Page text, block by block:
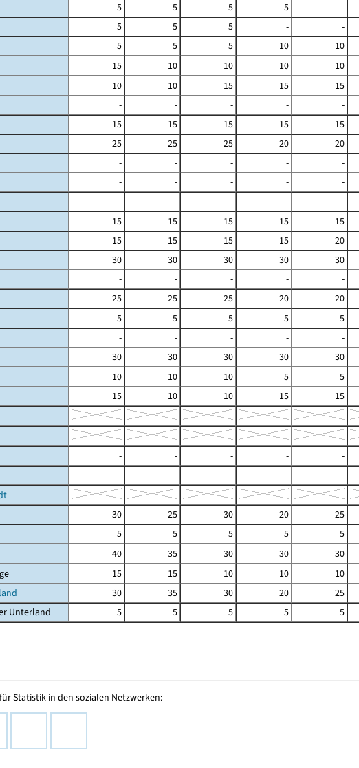
5 5 5 5 -
5 5 5 - -
5 5 5 10 10
15 10 10 10 10
10 10 15 15 15
- - - - -
15 15 15 15 15
25 25 25 20 20
- - - - -
- - - - -
- - - - -
15 15 15 15 15
15 15 15 15 20
30 30 30 30 30
- - - - -
25 25 25 20 20
5 5 5 5 5
- - - - -
30 30 30 30 30
10 10 10 5 5
15 10 10 15 15
- - - - -
- - - - -
30 25 30 20 25
5 5 5 5 5
40 35 30 30 30
15 15 10 10 10
30 35 30 20 25
Unterland
5 5 5 5 5
Statistik in den sozialen Netzwerken: